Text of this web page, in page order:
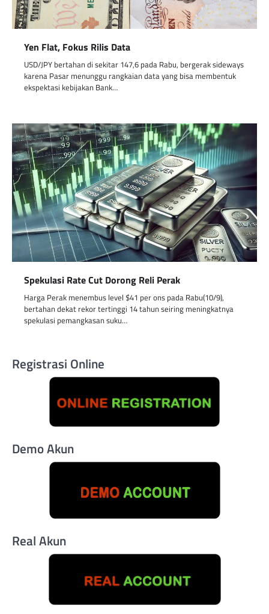
Yen Flat, Fokus Rilis Data
USD/JPY bertahan di sekitar 147,6 pada Rabu, bergerak sideways
karena Pasar menunggu rangkaian data yang bisa membentuk
ekspektasi kebijakan Bank…
Spekulasi Rate Cut Dorong Reli Perak
Harga Perak menembus level $41 per ons pada Rabu(10/9),
bertahan dekat rekor tertinggi 14 tahun seiring meningkatnya
spekulasi pemangkasan suku…
Registrasi Online
Demo Akun
Real Akun